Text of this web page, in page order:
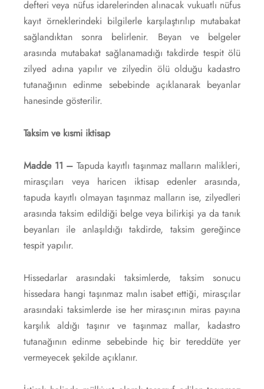
defteri veya nüfus idarelerinden alınacak vukuatlı nüfus
kayıt örneklerindeki bilgilerle karşılaştırılıp mutabakat
sağlandıktan sonra belirlenir. Beyan ve belgeler
arasında mutabakat sağlanamadığı takdirde tespit ölü
zilyed adına yapılır ve zilyedin ölü olduğu kadastro
tutanağının edinme sebebinde açıklanarak beyanlar
hanesinde gösterilir.
Taksim ve kısmi iktisap
Madde 11 – Tapuda kayıtlı taşınmaz malların malikleri,
mirasçıları veya haricen iktisap edenler arasında,
tapuda kayıtlı olmayan taşınmaz malların ise, zilyedleri
arasında taksim edildiği belge veya bilirkişi ya da tanık
beyanları ile anlaşıldığı takdirde, taksim gereğince
tespit yapılır.
Hissedarlar arasındaki taksimlerde, taksim sonucu
hissedara hangi taşınmaz malın isabet ettiği, mirasçılar
arasındaki taksimlerde ise her mirasçının miras payına
karşılık aldığı taşınır ve taşınmaz mallar, kadastro
tutanağının edinme sebebinde hiç bir tereddüte yer
vermeyecek şekilde açıklanır.